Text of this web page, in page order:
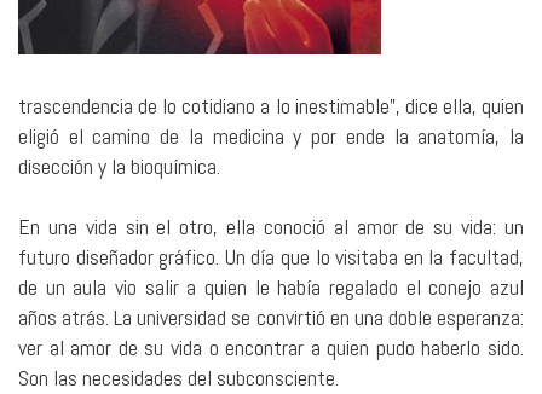
trascendencia de lo cotidiano a lo inestimable”, dice ella, quien
eligió el camino de la medicina y por ende la anatomía, la
disección y la bioquímica.
En una vida sin el otro, ella conoció al amor de su vida: un
futuro diseñador gráfico. Un día que lo visitaba en la facultad,
de un aula vio salir a quien le había regalado el conejo azul
años atrás. La universidad se convirtió en una doble esperanza:
ver al amor de su vida o encontrar a quien pudo haberlo sido.
Son las necesidades del subconsciente.